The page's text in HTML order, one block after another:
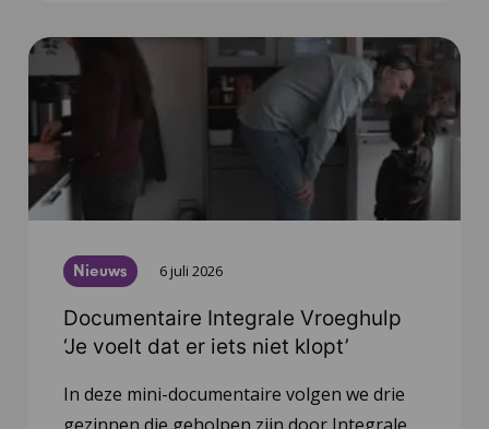
Nieuws 6 juli 2026
Documentaire Integrale Vroeghulp
‘Je voelt dat er iets niet klopt’
In deze mini-documentaire volgen we drie